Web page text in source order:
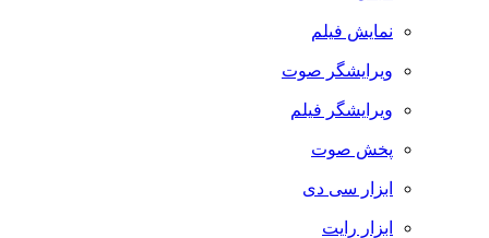
نمایش فیلم
ویرایشگر صوت
ویرایشگر فیلم
پخش صوت
ابزار سی دی
ابزار رایت